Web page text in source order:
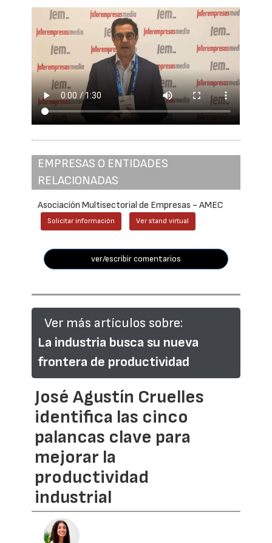
EMPRESAS O ENTIDADES
RELACIONADAS
Asociación Multisectorial de Empresas - AMEC
Solicitar información Ver stand virtual
ver/escribir comentarios
Ver más artículos sobre:
La industria busca su nueva
frontera de productividad
José Agustín Cruelles
identifica las cinco
palancas clave para
mejorar la
productividad
industrial